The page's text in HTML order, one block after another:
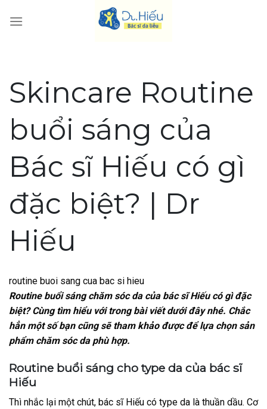
Skincare Routine
buổi sáng của
Bác sĩ Hiếu có gì
đặc biệt? | Dr
Hiếu
routine buoi sang cua bac si hieu
Routine buổi sáng chăm sóc da của bác sĩ Hiếu có gì đặc
biệt? Cùng tìm hiểu với trong bài viết dưới đây nhé. Chắc
hẳn một số bạn cũng sẽ tham khảo được để lựa chọn sản
phẩm chăm sóc da phù hợp.
Routine buổi sáng cho type da của bác sĩ
Hiếu
Thì nhắc lại một chút, bác sĩ Hiếu có type da là thuần dầu. Cơ